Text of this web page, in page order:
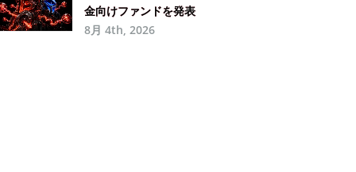
金向けファンドを発表
8月 4th, 2026